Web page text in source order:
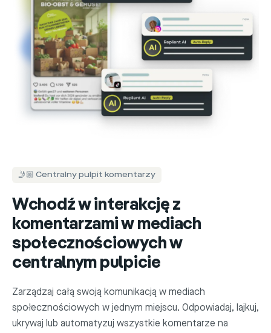
🤳🏼 Centralny pulpit komentarzy
Wchodź w interakcję z
komentarzami w mediach
społecznościowych w
centralnym pulpicie
Zarządzaj całą swoją komunikacją w mediach
społecznościowych w jednym miejscu. Odpowiadaj, lajkuj,
ukrywaj lub automatyzuj wszystkie komentarze na